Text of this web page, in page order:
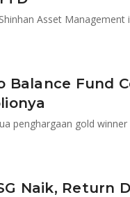
Balance Fund
Naik, Return